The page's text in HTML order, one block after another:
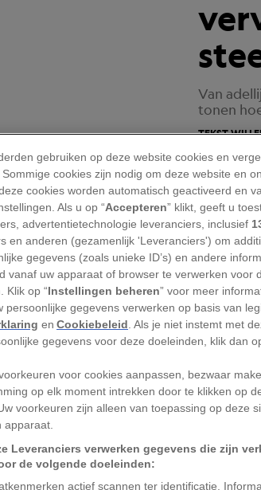
Van
tonen
TEKST
dorpen en steden spreken tot
kastelen doen daar nog een
het symbolen van macht,
zijn ze overgeleverd aan
afbrokkelende muren en
eeuwenlang verval. Dit zijn zes
van
de la Mothe
kasteel in Frankrijk
gebruiken op deze website cookies en
cookies zijn nodig om deze website en
cookies worden automatisch geactiveerd en
Als u op “Accepteren” klikt, geeft u
advertentietechnologie leveranciers, inclusief
en anderen (gezamenlijk 'Leveranciers') om
gegevens (zoals unieke ID’s) en andere
vanaf uw apparaat of browser te verwerken voor
Klik op “Instellingen beheren” voor meer
persoonlijke gegevens verwerken op basis van
enCookiebeleid . Als je niet instemt met
gegevens voor deze doeleinden, klik dan
voor cookies aanpassen, bezwaar
op elk moment intrekken door te klikken op
voorkeuren zijn alleen van toepassing op deze
apparaat.
Leveranciers verwerken gegevens die zijn
de volgende doeleinden:
actief scannen ter identificatie.